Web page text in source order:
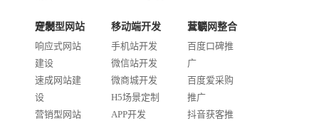
邮箱：services@jiasuweb.com
定制型网站开发
响应式网站
建设
速成网站建
设
营销型网站
移动端开发
手机站开发
微信站开发
微商城开发
H5场景定制
APP开发
互联网整合营销
百度口碑推
广
百度爱采购
推广
抖音获客推